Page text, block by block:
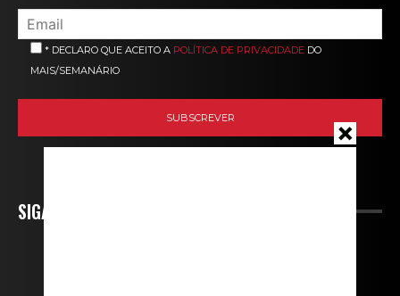
* DECLARO QUE ACEITO A POLÍTICA DE PRIVACIDADE DO
MAIS/SEMANÁRIO
SIGA-NOS